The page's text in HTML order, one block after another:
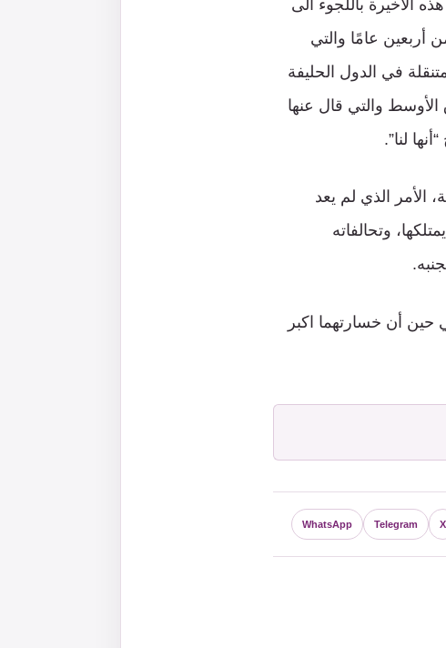
الأخيرة باللجوء الى
أربعين عامًا والتي
في الدول الحليفة
والتي قال عنها
لنا”.
الأمر الذي لم يعد
وتحالفاته
حين أن خسارتهما اكبر
X
Telegram
WhatsApp